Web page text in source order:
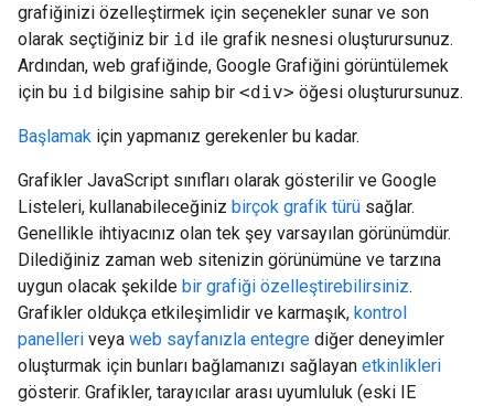
grafiğinizi özelleştirmek için seçenekler sunar ve son
olarak seçtiğiniz bir id ile grafik nesnesi oluşturursunuz.
Ardından, web grafiğinde, Google Grafiğini görüntülemek
için bu id bilgisine sahip bir <div> öğesi oluşturursunuz.
Başlamak için yapmanız gerekenler bu kadar.
Grafikler JavaScript sınıfları olarak gösterilir ve Google
Listeleri, kullanabileceğiniz birçok grafik türü sağlar.
Genellikle ihtiyacınız olan tek şey varsayılan görünümdür.
Dilediğiniz zaman web sitenizin görünümüne ve tarzına
uygun olacak şekilde bir grafiği özelleştirebilirsiniz.
Grafikler oldukça etkileşimlidir ve karmaşık, kontrol
panelleri veya web sayfanızla entegre diğer deneyimler
oluşturmak için bunları bağlamanızı sağlayan etkinlikleri
gösterir. Grafikler, tarayıcılar arası uyumluluk (eski IE